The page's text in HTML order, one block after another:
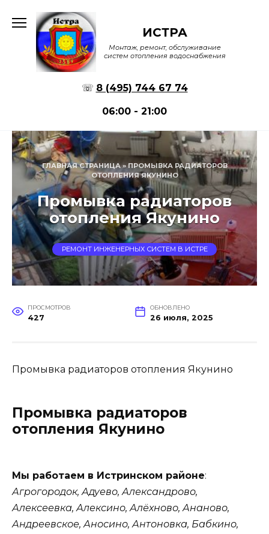
содержанию
ИСТРА
Монтаж, ремонт, обслуживание
систем отопления водоснабжения
☏ 8 (495) 744 67 74
06:00 - 21:00
ГЛАВНАЯ СТРАНИЦА»ПРОМЫВКА РАДИАТОРОВ
ОТОПЛЕНИЯ ЯКУНИНО
Промывка радиаторов
отопления Якунино
РЕМОНТ ИНЖЕНЕРНЫХ СИСТЕМ В ИСТРЕ
ПРОСМОТРОВ
427
ОБНОВЛЕНО
26 июля, 2025
Промывка радиаторов отопления Якунино
Промывка радиаторов
отопления Якунино
Мы работаем в Истринском районе:
Агрогородок, Адуево, Александрово,
Алексеевка, Алексино, Алёхново, Ананово,
Андреевское, Аносино, Антоновка, Бабкино,